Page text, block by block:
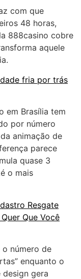
com que
48 horas,
888casino cobre
aquele
fria por trás
em Brasília tem
por número
animação de
parece
quase 3
o mais
Resgate
Que Você
número de
enquanto o
design gera